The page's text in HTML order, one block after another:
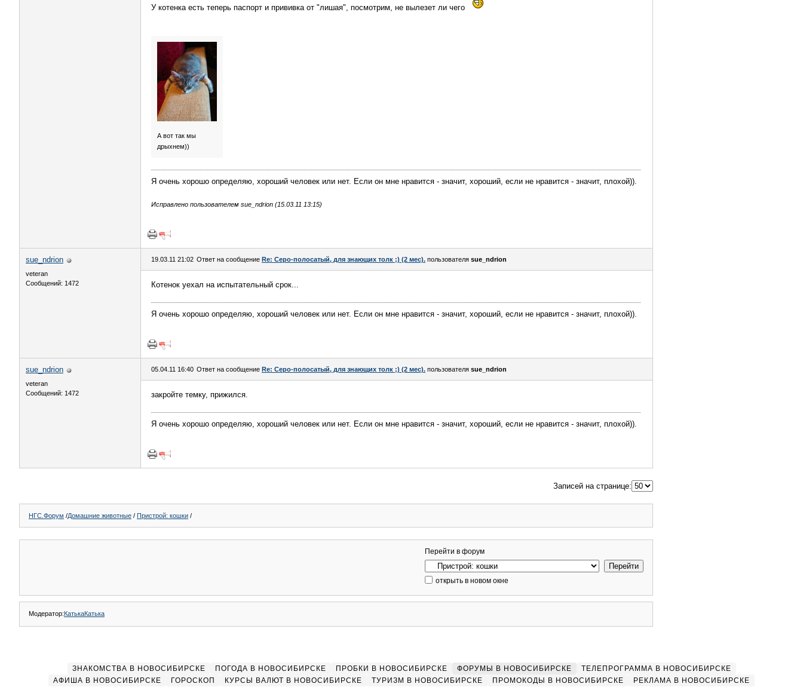
У котенка есть теперь паспорт и прививка от "лишая", посмотрим, не вылезет ли чего
А вот так мы
дрыхнем))
Я очень хорошо определяю, хороший человек или нет. Если он мне нравится - значит, хороший, если не нравится - значит, плохой)).
Исправлено пользователем sue_ndrion (15.03.11 13:15)
sue_ndrion
veteran
Сообщений: 1472
19.03.11 21:02 Ответ на сообщение Re: Серо-полосатый, для знающих толк ;) (2 мес). пользователя sue_ndrion
Котенок уехал на испытательный срок...
Я очень хорошо определяю, хороший человек или нет. Если он мне нравится - значит, хороший, если не нравится - значит, плохой)).
sue_ndrion
veteran
Сообщений: 1472
05.04.11 16:40 Ответ на сообщение Re: Серо-полосатый, для знающих толк ;) (2 мес). пользователя sue_ndrion
закройте темку, прижился.
Я очень хорошо определяю, хороший человек или нет. Если он мне нравится - значит, хороший, если не нравится - значит, плохой)).
Записей на странице:
НГС.Форум /Домашние животные / Пристрой: кошки /
Перейти в форум
открыть в новом окне
Модератор:КатькаКатька
ЗНАКОМСТВА В НОВОСИБИРСКЕ ПОГОДА В НОВОСИБИРСКЕ ПРОБКИ В НОВОСИБИРСКЕ ФОРУМЫ В НОВОСИБИРСКЕ
ТЕЛЕПРОГРАММА В НОВОСИБИРСКЕ
АФИША В НОВОСИБИРСКЕ
ГОРОСКОП КУРСЫ ВАЛЮТ В НОВОСИБИРСКЕ ТУРИЗМ В НОВОСИБИРСКЕ ПРОМОКОДЫ В НОВОСИБИРСКЕ РЕКЛАМА В НОВОСИБИРСКЕ